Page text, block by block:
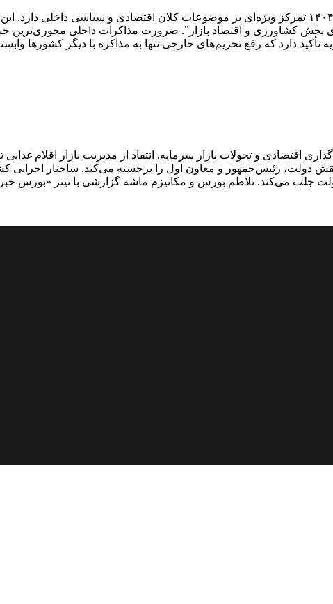
محورهای اصلی صفحه نخست صفحه نخست روزنامه رمز اقتصاد در تاریخ چهارشنبه ۹ مهر ۱۴۰۴ تمرکز ویژه‌ای بر موضوعات کلان
کشاورزی و اقتصاد بازار”. ضرورت مذاکرات داخلی محوری‌ترین خبر
دارد که رفع تحریم‌های خارجی تنها به مذاکره با دیگر کشورها
اصلی را پوشش می‌دهد: سیاست‌گذاری اقتصادی و تحولات بازار سرمایه. انتقاد از مدیریت بازار
دولت، رئیس‌جمهور و معاون اول را برجسته می‌کند. ساختار
جلب می‌کند. تلاطم بورس و مکانیزم ماشه گزارشی با تیتر «بورس